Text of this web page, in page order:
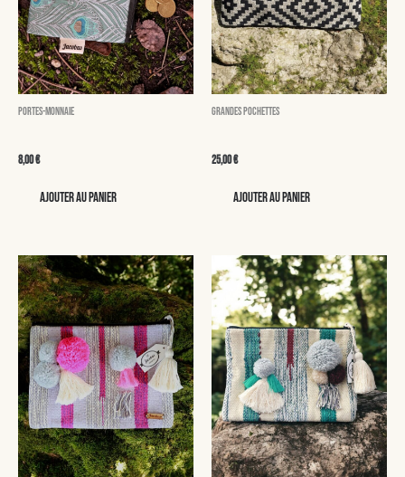
Portes-monnaie
8,00€
Ajouter au panier
Grandes pochettes
25,00€
Ajouter au panier